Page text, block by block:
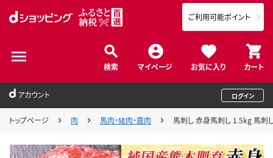
検索 マイページ お気に入り カート
ご利用可能ポイント
アカウント ログイン
トップページ 肉 馬肉・猪肉・鹿肉 馬刺し 赤身馬刺し 1.5kg 馬